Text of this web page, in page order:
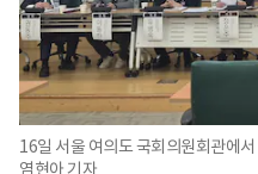
16일 서울 여의도 국회의원회관에
염현아 기자